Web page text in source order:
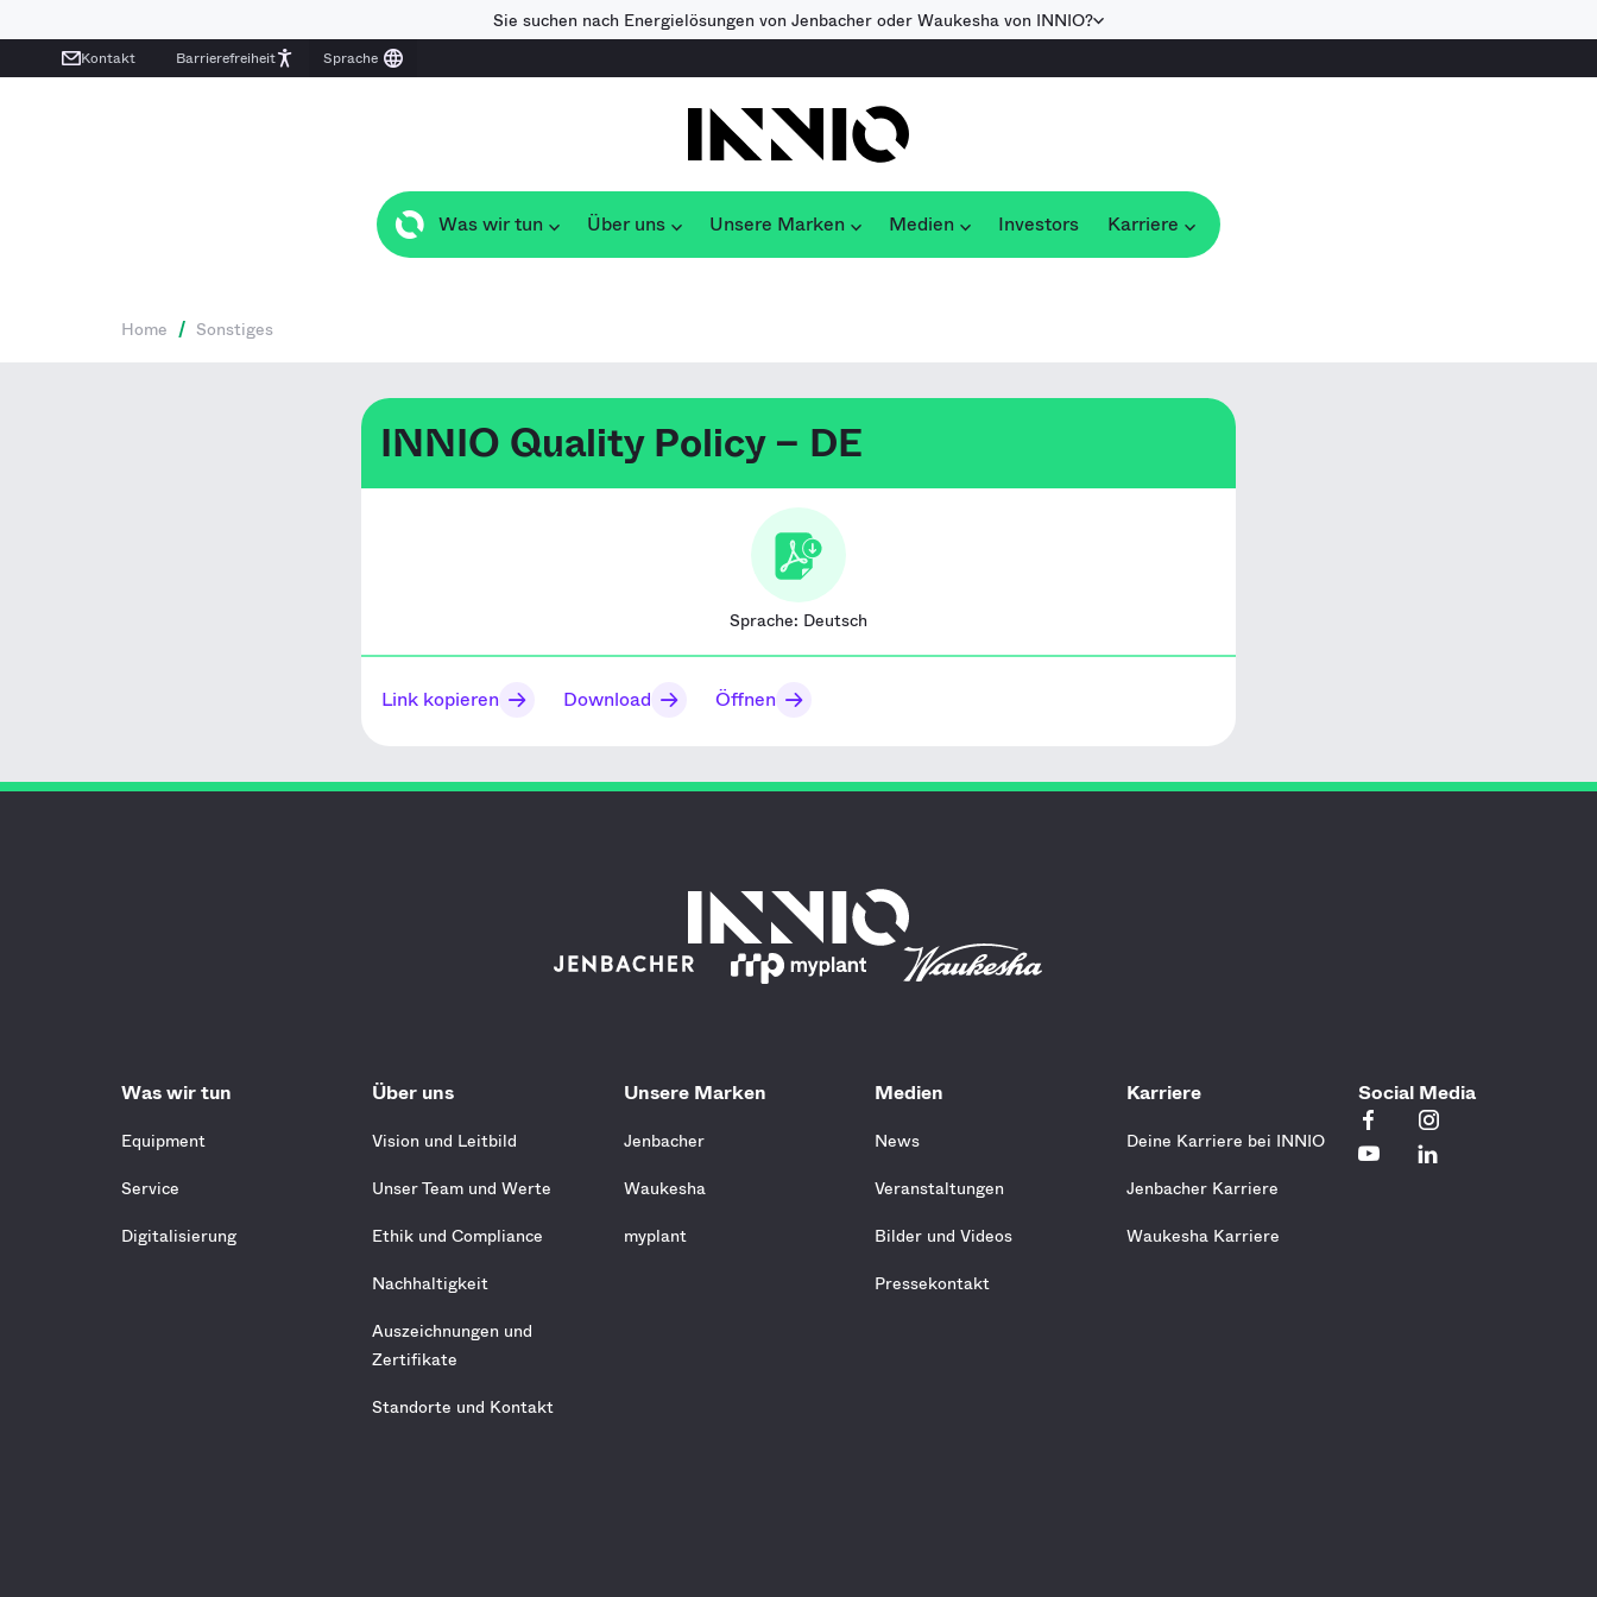
Sie suchen nach Energielösungen von Jenbacher oder Waukesha von INNIO?
Kontakt Barrierefreiheit
Was wir tun Über uns Unsere Marken Medien Investors Karriere
Home / Sonstiges
INNIO Quality Policy – DE
Sprache: Deutsch
Link kopieren Download Öffnen
Was wir tun
Equipment
Service
Digitalisierung
Über uns
Vision und Leitbild
Unser Team und Werte
Ethik und Compliance
Nachhaltigkeit
Auszeichnungen und
Zertifikate
Standorte und Kontakt
Unsere Marken
Jenbacher
Waukesha
myplant
Medien
News
Veranstaltungen
Bilder und Videos
Pressekontakt
Karriere
Deine Karriere bei INNIO
Jenbacher Karriere
Waukesha Karriere
Social Media